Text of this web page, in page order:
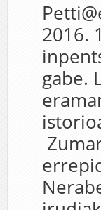
2016.
gabe.